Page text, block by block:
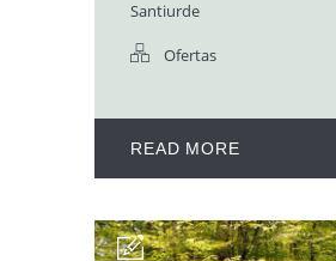
Santiurde
Ofertas
READ MORE